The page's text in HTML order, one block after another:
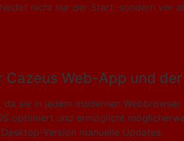
nicht nur der Start, sondern vor
Web-App und
sie in jedem modernen
optimiert und ermöglicht
Version manuelle Updates.